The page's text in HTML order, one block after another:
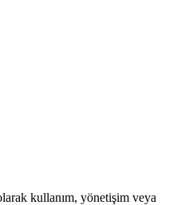
kullanım, yönetişim veya